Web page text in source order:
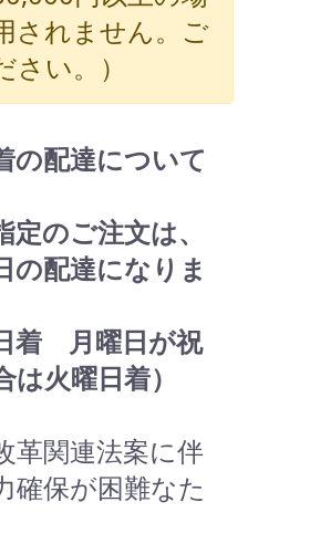
されません。ご
さい。）
の配達について
定のご注文は、
の配達になりま
着 月曜日が祝
は火曜日着）
革関連法案に伴
確保が困難なた